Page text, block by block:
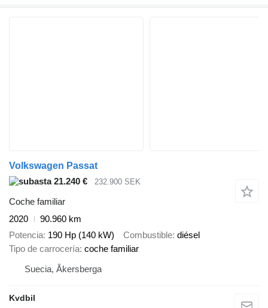
Volkswagen Passat
21.240 €
232.900 SEK
Coche familiar
2020
90.960 km
Potencia 190 Hp (140 kW) Combustible diésel
Tipo de carrocería coche familiar
Suecia, Åkersberga
Kvdbil